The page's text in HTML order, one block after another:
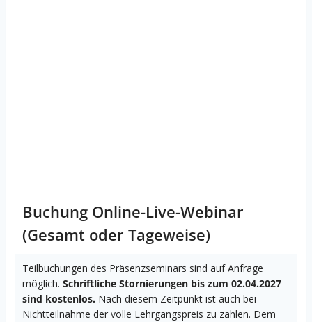
Buchung Online-Live-Webinar
(Gesamt oder Tageweise)
Teilbuchungen des Präsenzseminars sind auf Anfrage
möglich. Schriftliche Stornierungen bis zum 02.04.2027
sind kostenlos. Nach diesem Zeitpunkt ist auch bei
Nichtteilnahme der volle Lehrgangspreis zu zahlen. Dem